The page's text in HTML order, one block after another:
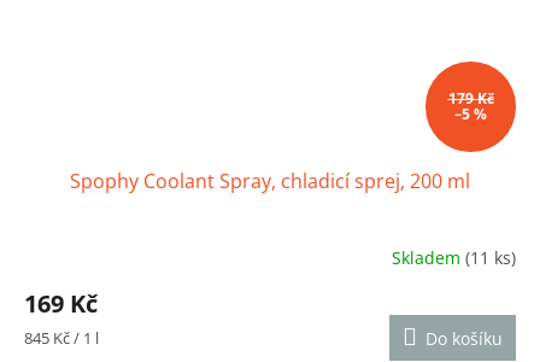
179 Kč
–5 %
Spophy Coolant Spray, chladicí sprej, 200 ml
produktu
je
Skladem(11 ks)
169 Kč
Měrná
845 Kč / 1 l Do košíku